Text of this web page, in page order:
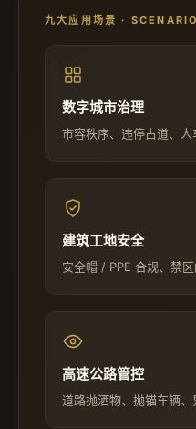
九大应用场景 ·
数字城市治理
市容秩序、违停占道、人
建筑工地安全
安全帽 / PPE 合规、禁区
高速公路管控
道路抛洒物、抛锚车辆、